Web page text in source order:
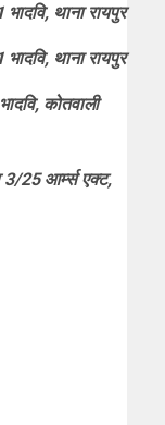
थाना रायपुर
थाना रायपुर
कोतवाली
25 आर्म्स एक्ट,